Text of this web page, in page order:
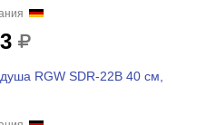
RGW SDR-22B 40 см,